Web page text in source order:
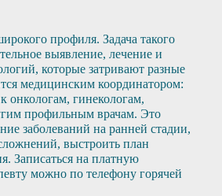
профиля. Задача такого
выявление, лечение и
которые затривают разные
медицинским координатором:
онкологам, гинекологам,
профильным врачам. Это
заболеваний на ранней стадии,
выстроить план
Записаться на платную
можно по телефону горячей